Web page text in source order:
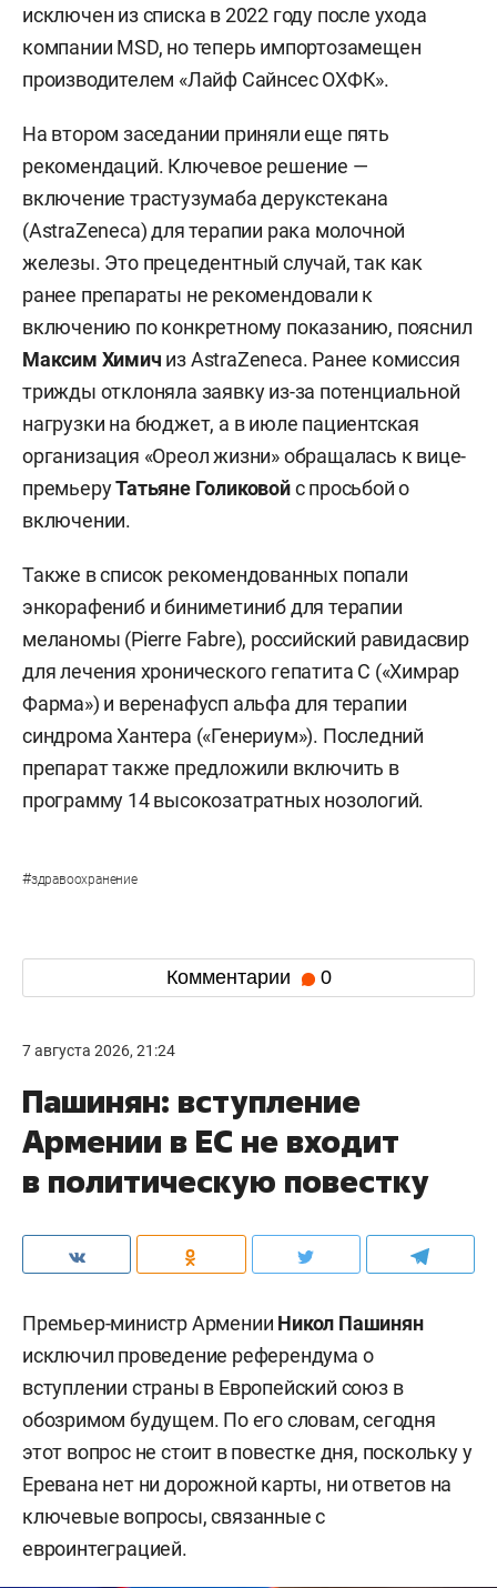
исключен из списка в 2022 году после ухода
компании MSD, но теперь импортозамещен
производителем «Лайф Сайнсес ОХФК».
На втором заседании приняли еще пять
рекомендаций. Ключевое решение —
включение трастузумаба дерукстекана
(AstraZeneca) для терапии рака молочной
железы. Это прецедентный случай, так как
ранее препараты не рекомендовали к
включению по конкретному показанию, пояснил
Максим Химич из AstraZeneca. Ранее комиссия
трижды отклоняла заявку из-за потенциальной
нагрузки на бюджет, а в июле пациентская
организация «Ореол жизни» обращалась к вице-
премьеруТатьяне Голиковойс просьбой о
включении.
Также в список рекомендованных попали
энкорафениб и биниметиниб для терапии
меланомы (Pierre Fabre), российский равидасвир
для лечения хронического гепатита С («Химрар
Фарма») и веренафусп альфа для терапии
синдрома Хантера («Генериум»). Последний
препарат также предложили включить в
программу 14 высокозатратных нозологий.
#здравоохранение
Комментарии 0
7 августа 2026, 21:24
Пашинян: вступление
Армении в ЕС не входит
в политическую повестку
Премьер-министр Армении Никол Пашинян
исключил проведение референдума о
вступлении страны в Европейский союз в
обозримом будущем. По его словам, сегодня
этот вопрос не стоит в повестке дня, поскольку у
Еревана нет ни дорожной карты, ни ответов на
ключевые вопросы, связанные с
евроинтеграцией.